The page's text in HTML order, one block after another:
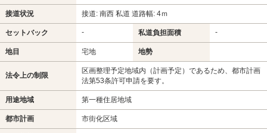
接道状況 接道: 南西 私道 道路幅: 4ｍ
セットバック - 私道負担面積 -
地目 宅地 地勢
法令上の制限
区画整理予定地域内（計画予定）であるため、都市計画
法第53条許可申請を要す。
用途地域 第一種住居地域
都市計画 市街化区域